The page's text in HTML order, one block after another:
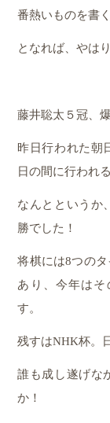
番熱いものを書く
となれば、やは
藤井聡太５冠、
昨日行われた朝
日の間に行われ
なんとというか
勝でした！
将棋には8つの
あり、今年はそ
す。
残すはNHK杯。
誰も成し遂げな
か！